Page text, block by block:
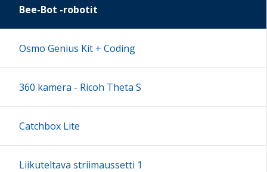
17:00
18:00
Bee-Bot -robotit
Osmo Genius Kit + Coding
360 kamera - Ricoh Theta S
Catchbox Lite
Liikuteltava striimaussetti 1